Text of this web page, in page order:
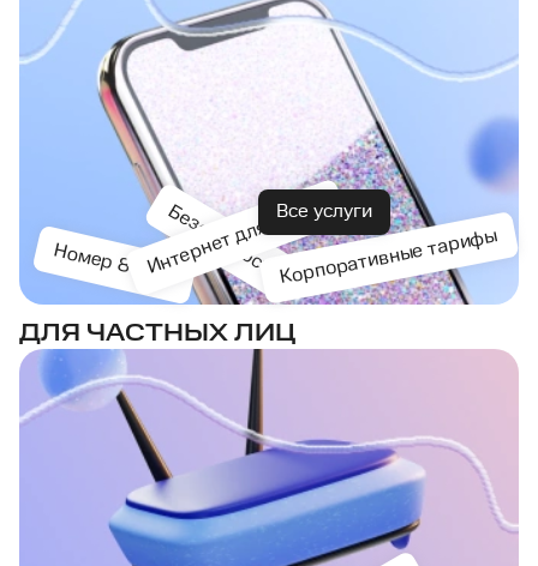
Безопасность
Номер 8-800 Корпоративные тарифы
Интернет для офиса
Все услуги
ДЛЯ ЧАСТНЫХ ЛИЦ